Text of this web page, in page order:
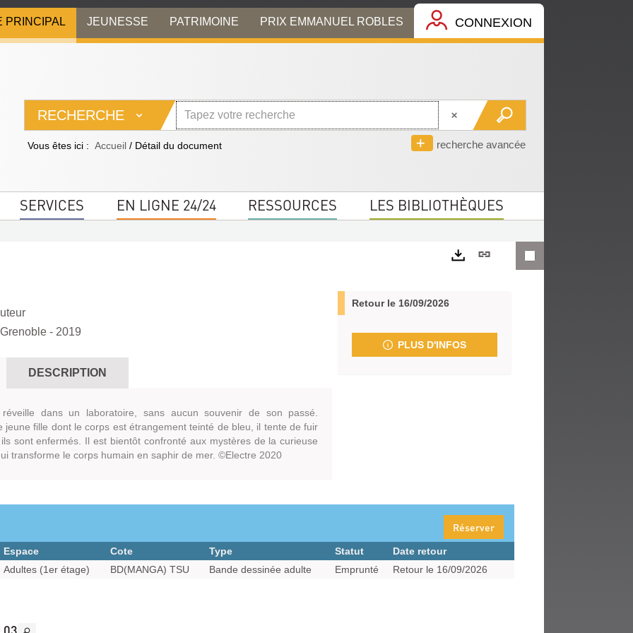
PRINCIPAL JEUNESSE PATRIMOINE PRIX EMMANUEL ROBLES CONNEXION
RECHERCHE
recherche avancée
Vous êtes ici : Accueil / Détail du document
SERVICES EN LIGNE 24/24 RESSOURCES LES BIBLIOTHÈQUES
- 2019
DESCRIPTION
dans un laboratoire, sans aucun souvenir de son passé.
jeune fille dont le corps est étrangement teinté de bleu, il tente de fuir
sont enfermés. Il est bientôt confronté aux mystères de la curieuse
transforme le corps humain en saphir de mer. ©Electre 2020
Lien
Retour le 16/09/2026
PLUS D'INFOS
Réserver
Espace Cote Type Statut
Date retour
Adultes (1er étage) BD(MANGA) TSU Bande dessinée adulte Emprunté Retour le 16/09/2026